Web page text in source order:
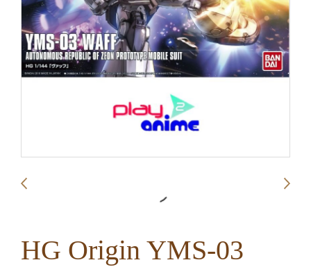
HG Origin YMS-03